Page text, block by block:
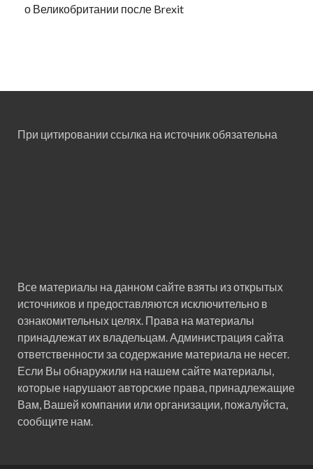
о Великобритании после Brexit
При цитировании ссылка на источник обязательна
Все материалы на данном сайте взяты из открытых
источников и предоставляются исключительно в
ознакомительных целях. Права на материалы
принадлежат их владельцам. Администрация сайта
ответственности за содержание материала не несет.
Если Вы обнаружили на нашем сайте материалы,
которые нарушают авторские права, принадлежащие
Вам, Вашей компании или организации, пожалуйста,
сообщите нам.